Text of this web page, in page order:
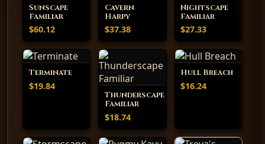
Sunscape
Familiar
$60.12
Cavern
Harpy
$37.38
Nightscape
Familiar
$27.33
Terminate
$19.84
Thunderscape
Familiar
$18.74
Hull Breach
$16.24